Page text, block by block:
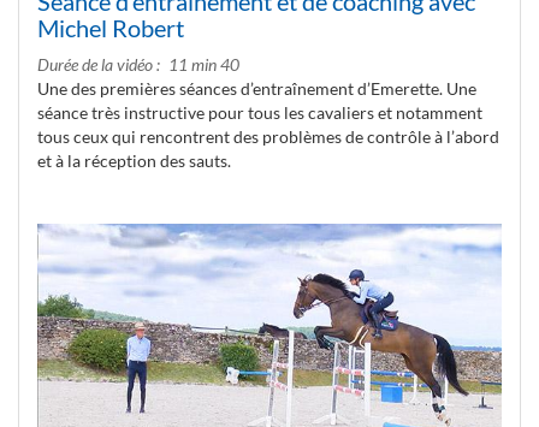
Michel Robert
Durée de la vidéo
11 min 40
Une des premières séances d’entraînement d’Emerette. Une
séance très instructive pour tous les cavaliers et notamment
tous ceux qui rencontrent des problèmes de contrôle à l’abord
et à la réception des sauts.